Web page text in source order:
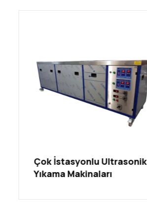
Çok İstasyonlu Ultrasonik
Yıkama Makinaları